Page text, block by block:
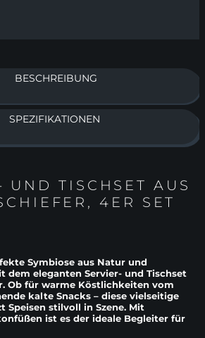
BESCHREIBUNG
SPEZIFIKATIONEN
UND TISCHSET AUS
4ER SET
Symbiose aus Natur und
dem eleganten Servier- und Tischset
Ob für warme Köstlichkeiten vom
kalte Snacks – diese vielseitige
Speisen stilvoll in Szene. Mit
ist es der ideale Begleiter für